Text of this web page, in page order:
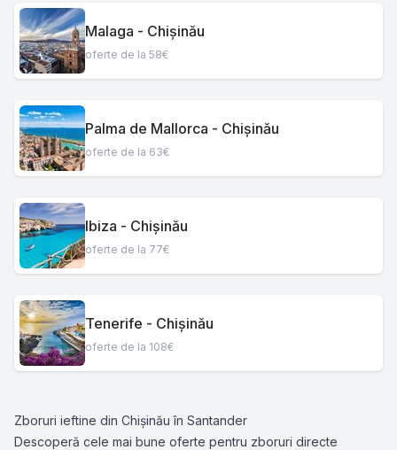
Malaga - Chișinău
oferte de la 58€
Palma de Mallorca - Chișinău
oferte de la 63€
Ibiza - Chișinău
oferte de la 77€
Tenerife - Chișinău
oferte de la 108€
Zboruri ieftine din Chișinău în Santander
Descoperă cele mai bune oferte pentru zboruri directe